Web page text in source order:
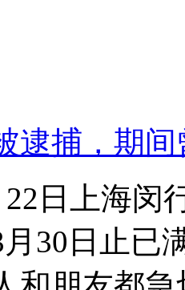
逮捕，期
22日上海
30日止已